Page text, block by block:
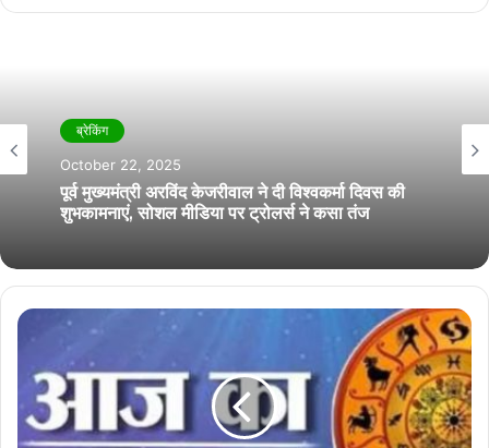
ब्रेकिंग
October 22, 2025
पूर्व मुख्यमंत्री अरविंद केजरीवाल ने दी विश्वकर्मा दिवस की
शुभकामनाएं, सोशल मीडिया पर ट्रोलर्स ने कसा तंज